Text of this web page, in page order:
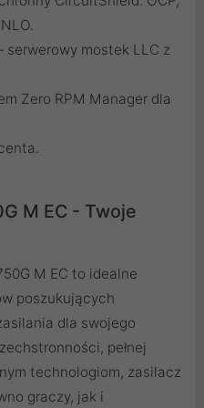
serwerowy mostek LLC z
Zero RPM Manager dla
M EC - Twoje
M EC to idealne
poszukujących
dla swojego
pełnej
technologiom, zasilacz
graczy, jak i